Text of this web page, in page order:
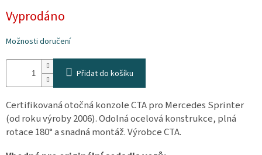
O
nás
ochrany
podmínky
Vrácení
zboží
cena:
Vyprodáno
Možnosti doručení
Přidat do košíku
Certifikovaná otočná konzole CTA pro Mercedes Sprinter
(od roku výroby 2006). Odolná ocelová konstrukce, plná
rotace 180° a snadná montáž. Výrobce CTA.